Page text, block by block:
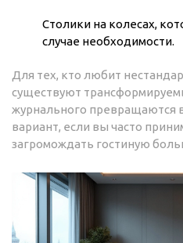
Столики на колесах,
случае необходимости.
Для тех, кто любит
существуют
журнального превращаются
вариант, если вы часто
загромождать гостиную